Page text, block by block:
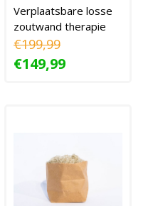
Verplaatsbare losse
zoutwand therapie
rekken!
€199,99
€149,99